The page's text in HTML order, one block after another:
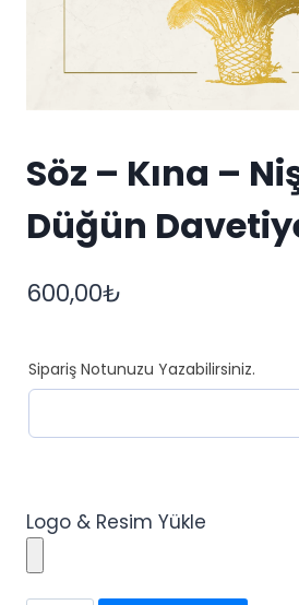
Söz – Kına –
Düğün
600,00₺
Sipariş Notunuzu Yazabilirsiniz.
Logo & Resim Yükle